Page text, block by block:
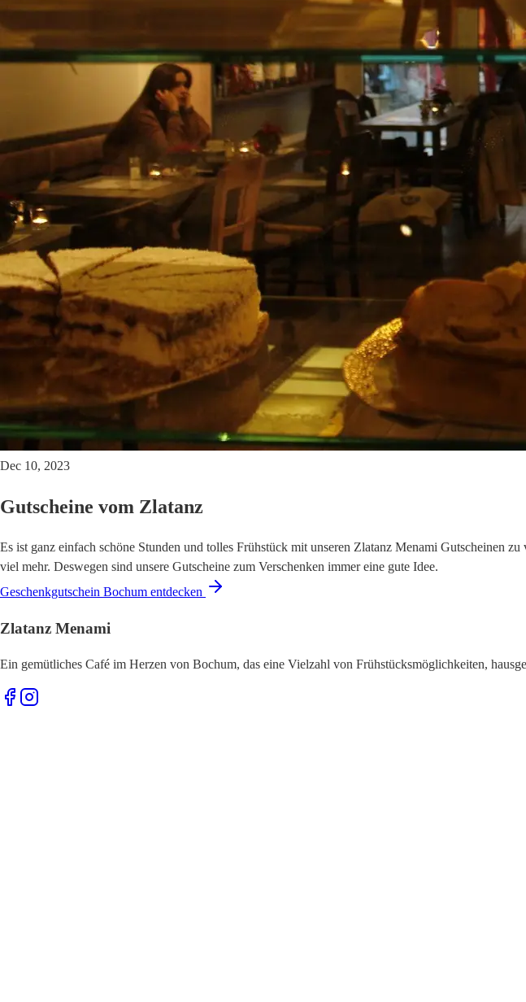
Dec 10, 2023
Gutscheine vom Zlatanz
Es ist ganz einfach schöne Stunden und tolles Frühstück mit unseren Zlatanz Menami Gutscheinen
viel mehr. Deswegen sind unsere Gutscheine zum Verschenken immer eine gute Idee.
Geschenkgutschein Bochum entdecken
Zlatanz Menami
Ein gemütliches Café im Herzen von Bochum, das eine Vielzahl von Frühstücksmöglichkeiten,